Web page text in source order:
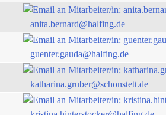
anita.bernard@halfing.de
guenter.gauda@halfing.de
katharina.gruber@schonstett.de